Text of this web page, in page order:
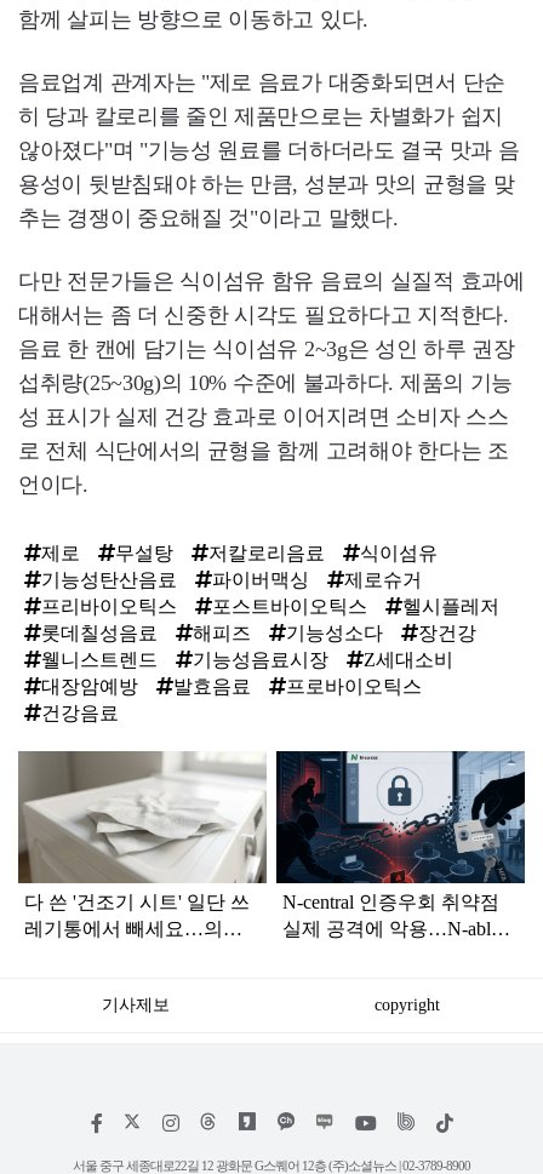
함께 살피는 방향으로 이동하고 있다.
음료업계 관계자는 "제로 음료가 대중화되면서 단순
히 당과 칼로리를 줄인 제품만으로는 차별화가 쉽지
않아졌다"며 "기능성 원료를 더하더라도 결국 맛과 음
용성이 뒷받침돼야 하는 만큼, 성분과 맛의 균형을 맞
추는 경쟁이 중요해질 것"이라고 말했다.
다만 전문가들은 식이섬유 함유 음료의 실질적 효과에
대해서는 좀 더 신중한 시각도 필요하다고 지적한다.
음료 한 캔에 담기는 식이섬유 2~3g은 성인 하루 권장
섭취량(25~30g)의 10% 수준에 불과하다. 제품의 기능
성 표시가 실제 건강 효과로 이어지려면 소비자 스스
로 전체 식단에서의 균형을 함께 고려해야 한다는 조
언이다.
제로 무설탕 저칼로리음료
식이섬유
기능성탄산음료
파이버맥싱
제로슈거
프리바이오틱스
포스트바이오틱스
헬시플레저
롯데칠성음료
해피즈 기능성소다
장건강
웰니스트렌드
기능성음료시장
Z세대소비
대장암예방
발효음료
프로바이오틱스
건강음료
인
다 쓴 '건조기 시트' 일단 쓰
레기통에서 빼세요…의외
N-central 인증우회 취약점
실제 공격에 악용…N-able,
기사제보 copyright
페
스
인
타
위
트
틱
서울 중구 세종대로22길 12 광화문 G스퀘어 12층 (주)소셜뉴스 | 02-3789-8900